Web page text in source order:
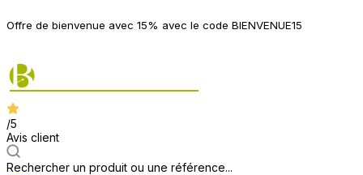
Offre de bienvenue avec 15% avec le code BIENVENUE15
/5
Avis client
Rechercher un produit ou une référence...